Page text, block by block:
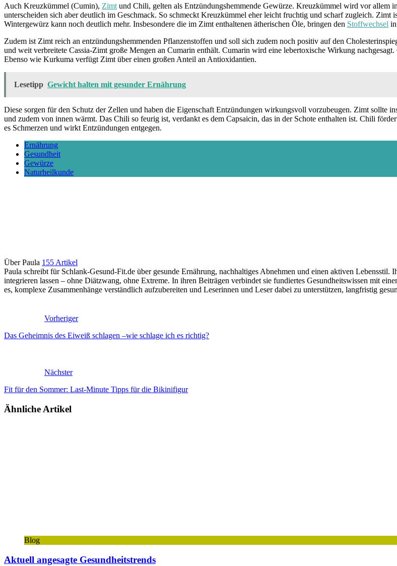
Auch Kreuzkümmel (Cumin), Zimt und Chili, gelten als Entzündungshemmende Gewürze. Kreuzkümmel wird vor allem
unterscheiden sich aber deutlich im Geschmack. So schmeckt Kreuzkümmel eher leicht fruchtig und scharf zugleich. Zimt
Wintergewürz kann noch deutlich mehr. Insbesondere die im Zimt enthaltenen ätherischen Öle, bringen den Stoffwechsel
Zudem ist Zimt reich an entzündungshemmenden Pflanzenstoffen und soll sich zudem noch positiv auf den
und weit verbreitete Cassia-Zimt große Mengen an Cumarin enthält. Cumarin wird eine lebertoxische Wirkung
Ebenso wie Kurkuma verfügt Zimt über einen großen Anteil an Antioxidantien.
Lesetipp Gewicht halten mit gesunder Ernährung
Diese sorgen für den Schutz der Zellen und haben die Eigenschaft Entzündungen wirkungsvoll vorzubeugen. Zimt sollte
und zudem von innen wärmt. Das Chili so feurig ist, verdankt es dem Capsaicin, das in der Schote enthalten ist. Chili
es Schmerzen und wirkt Entzündungen entgegen.
Ernährung
Gesundheit
Gewürze
Naturheilkunde
Über Paula 155 Artikel
Paula schreibt für Schlank-Gesund-Fit.de über gesunde Ernährung, nachhaltiges Abnehmen und einen aktiven
integrieren lassen – ohne Diätzwang, ohne Extreme. In ihren Beiträgen verbindet sie fundiertes Gesundheitswissen mit
es, komplexe Zusammenhänge verständlich aufzubereiten und Leserinnen und Leser dabei zu unterstützen, langfristig
Vorheriger
Das Geheimnis des Eiweiß schlagen –wie schlage ich es richtig?
Nächster
Fit für den Sommer: Last-Minute Tipps für die Bikinifigur
Ähnliche Artikel
Blog
Aktuell angesagte Gesundheitstrends